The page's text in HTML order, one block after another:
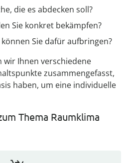
die es abdecken soll?
Sie konkret bekämpfen?
Sie dafür aufbringen?
wir Ihnen verschiedene
zusammengefasst,
haben, um eine individuelle
Thema Raumklima